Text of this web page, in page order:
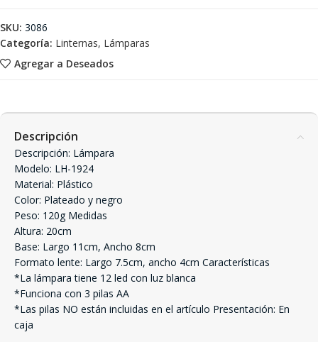
Agregar a Deseados
SKU: 3086
Categoría: Linternas, Lámparas
Descripción
Descripción: Lámpara
Modelo: LH-1924
Material: Plástico
Color: Plateado y negro
Peso: 120g Medidas
Altura: 20cm
Base: Largo 11cm, Ancho 8cm
Formato lente: Largo 7.5cm, ancho 4cm Características
*La lámpara tiene 12 led con luz blanca
*Funciona con 3 pilas AA
*Las pilas NO están incluidas en el artículo Presentación: En
caja